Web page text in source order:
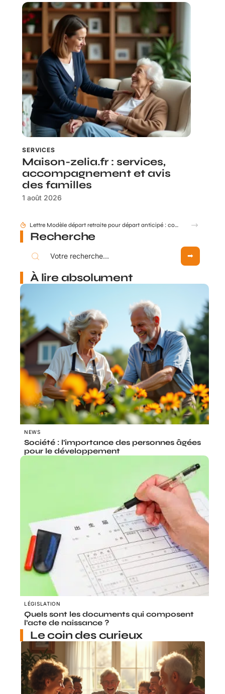
SERVICES
Maison-zelia.fr : services,
accompagnement et avis
des familles
1 août 2026
Comment mettre à jour mes données retraite via mon compte Agirc Arrco par France Connect ?
Recherche
À lire absolument
NEWS
Société : l’importance des personnes âgées
pour le développement
LÉGISLATION
Quels sont les documents qui composent
l’acte de naissance ?
Le coin des curieux